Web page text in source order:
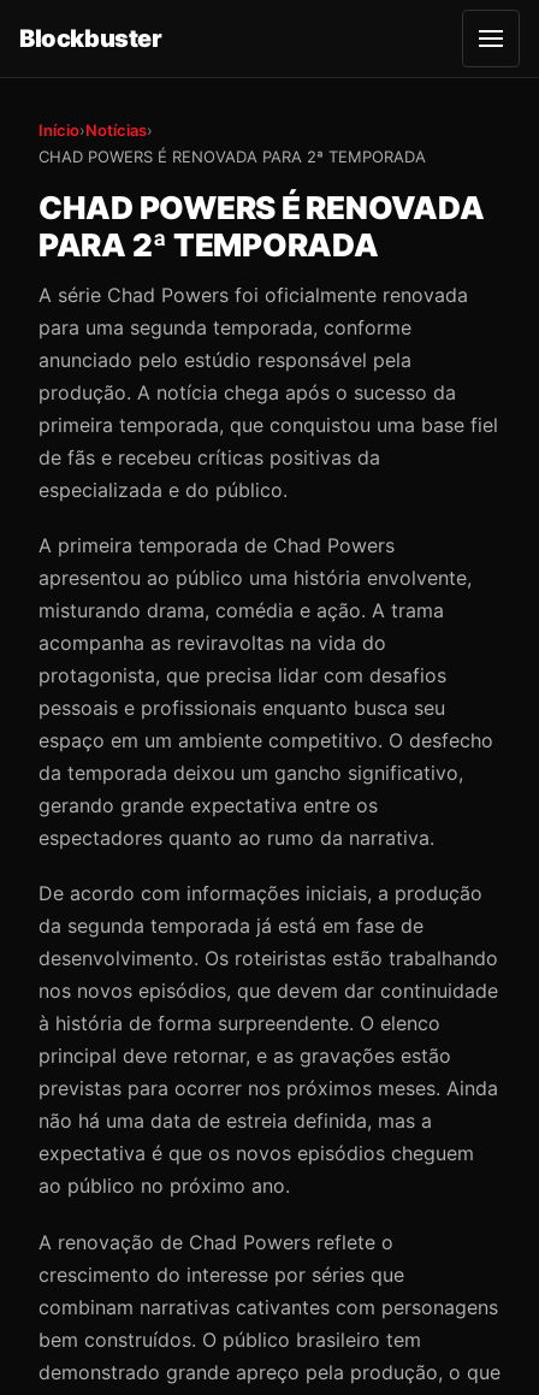
Blockbuster
A
b
r
Início›Notícias›
CHAD POWERS É RENOVADA PARA 2ª TEMPORADA
CHAD POWERS É RENOVADA
PARA 2ª TEMPORADA
A série Chad Powers foi oficialmente renovada
para uma segunda temporada, conforme
anunciado pelo estúdio responsável pela
produção. A notícia chega após o sucesso da
primeira temporada, que conquistou uma base fiel
de fãs e recebeu críticas positivas da
especializada e do público.
A primeira temporada de Chad Powers
apresentou ao público uma história envolvente,
misturando drama, comédia e ação. A trama
acompanha as reviravoltas na vida do
protagonista, que precisa lidar com desafios
pessoais e profissionais enquanto busca seu
espaço em um ambiente competitivo. O desfecho
da temporada deixou um gancho significativo,
gerando grande expectativa entre os
espectadores quanto ao rumo da narrativa.
De acordo com informações iniciais, a produção
da segunda temporada já está em fase de
desenvolvimento. Os roteiristas estão trabalhando
nos novos episódios, que devem dar continuidade
à história de forma surpreendente. O elenco
principal deve retornar, e as gravações estão
previstas para ocorrer nos próximos meses. Ainda
não há uma data de estreia definida, mas a
expectativa é que os novos episódios cheguem
ao público no próximo ano.
A renovação de Chad Powers reflete o
crescimento do interesse por séries que
combinam narrativas cativantes com personagens
bem construídos. O público brasileiro tem
demonstrado grande apreço pela produção, o que